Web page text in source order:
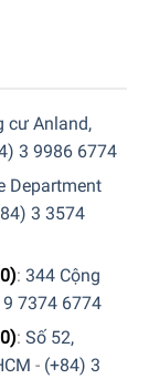
và hiệu
cư Anland,
3 9986 6774
Department
3 3574
: 344 Cộng
7374 6774
: Số 52,
- (+84) 3